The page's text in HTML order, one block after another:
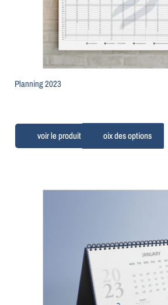
Planning 2023
Choix des options